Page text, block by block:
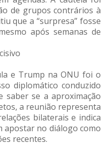
de grupos contrários à
que a “surpresa” fosse
após semanas de
e Trump na ONU foi o
diplomático conduzido
saber se a aproximação
a reunião representa
bilaterais e indica
apostar no diálogo como
recentes.